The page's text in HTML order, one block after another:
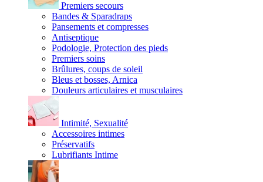
Premiers secours
Bandes & Sparadraps
Pansements et compresses
Antiseptique
Podologie, Protection des pieds
Premiers soins
Brûlures, coups de soleil
Bleus et bosses, Arnica
Douleurs articulaires et musculaires
Intimité, Sexualité
Accessoires intimes
Préservatifs
Lubrifiants Intime